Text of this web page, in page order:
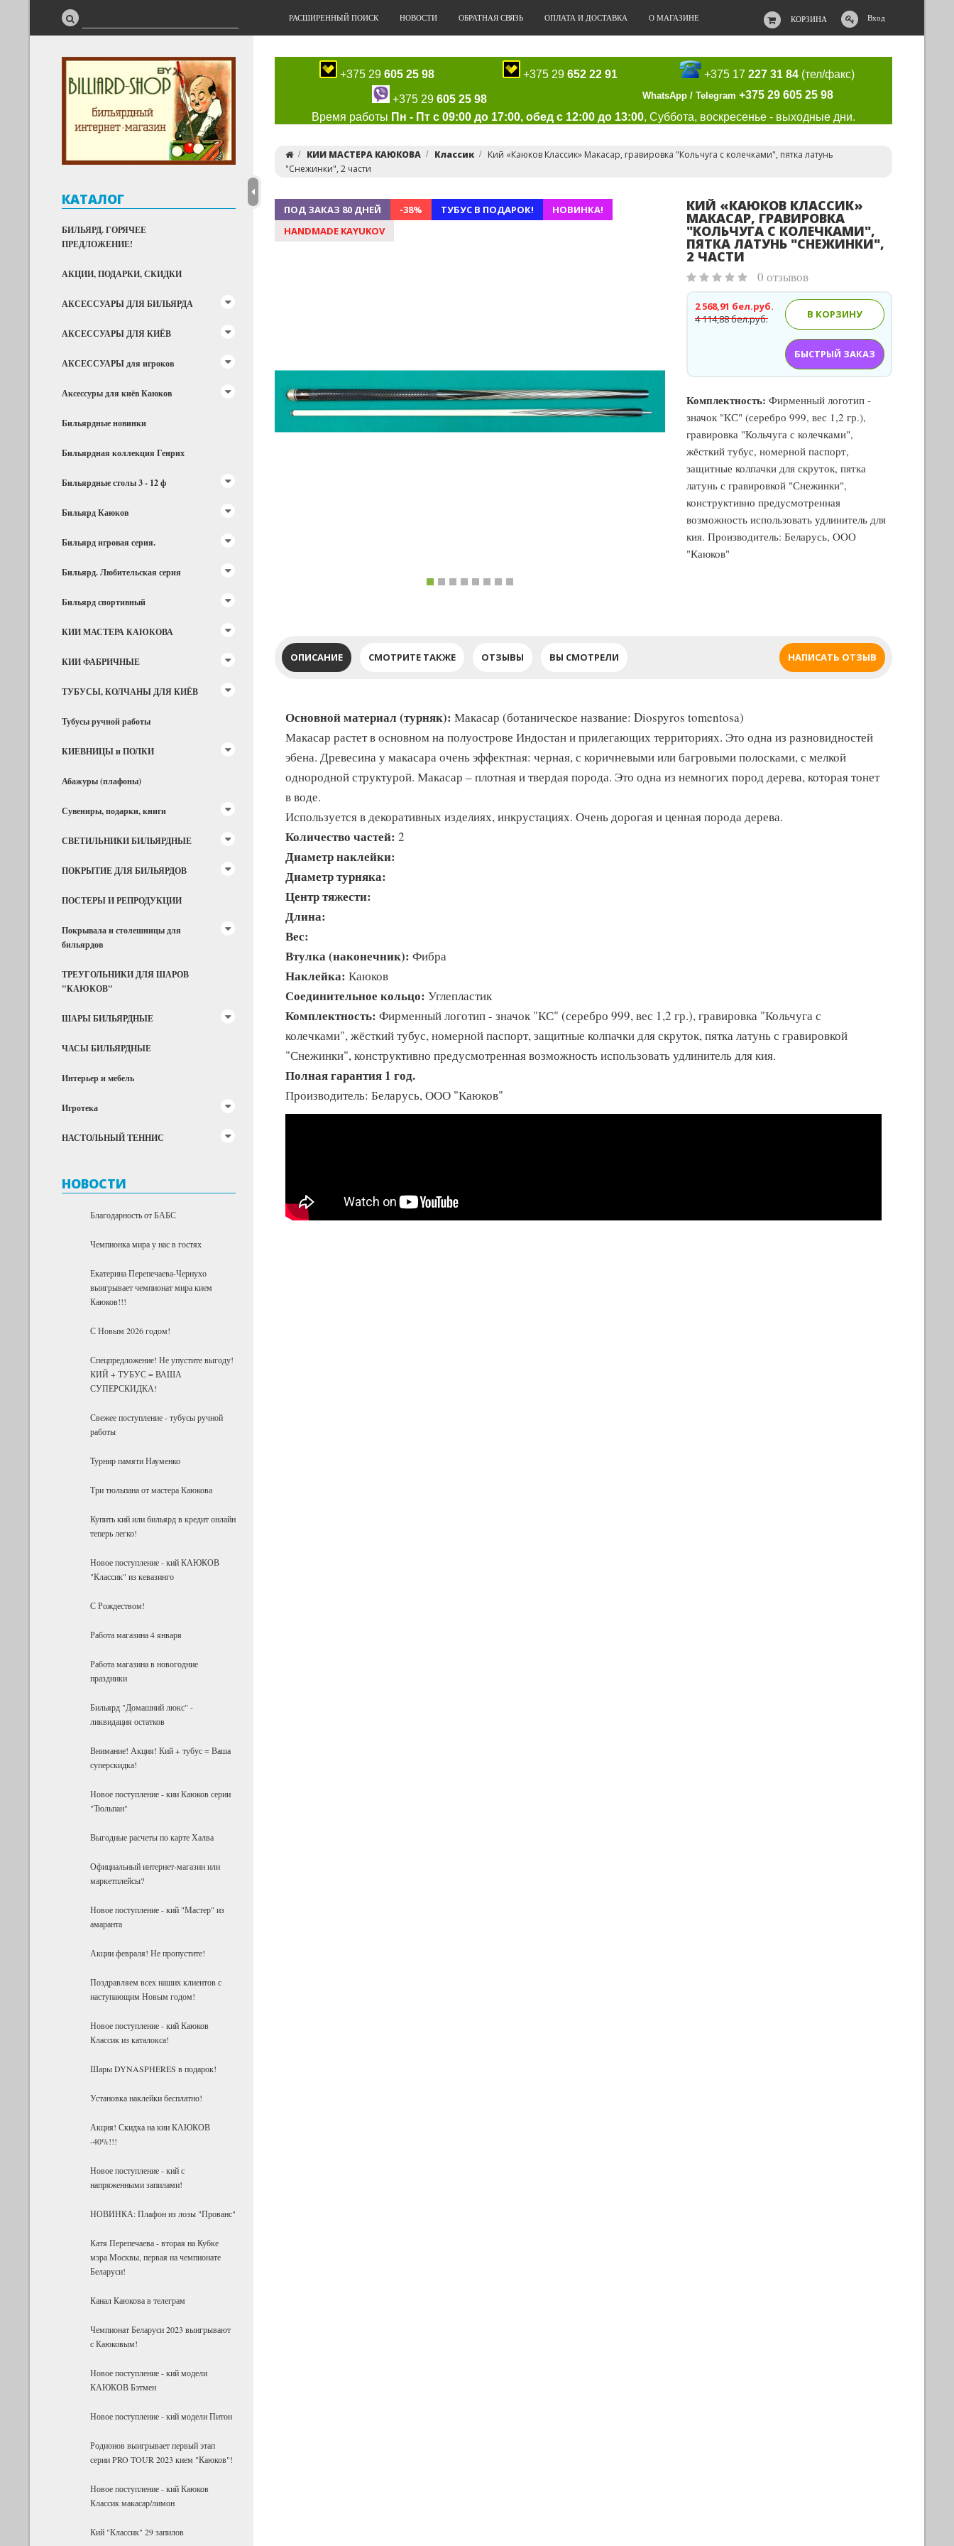
КОРЗИНА Вход
РАСШИРЕННЫЙ ПОИСК НОВОСТИ ОБРАТНАЯ СВЯЗЬ ОПЛАТА И ДОСТАВКА О МАГАЗИНЕ
КАТАЛОГ
БИЛЬЯРД. ГОРЯЧЕЕ
ПРЕДЛОЖЕНИЕ!
АКЦИИ, ПОДАРКИ, СКИДКИ
АКСЕССУАРЫ ДЛЯ БИЛЬЯРДА
АКСЕССУАРЫ ДЛЯ КИЁВ
АКСЕССУАРЫ для игроков
Аксессуры для киёв Каюков
Бильярдные новинки
Бильярдная коллекция Генрих
Бильярдные столы 3 - 12 ф
Бильярд Каюков
Бильярд игровая серия.
Бильярд. Любительская серия
Бильярд спортивный
КИИ МАСТЕРА КАЮКОВА
КИИ ФАБРИЧНЫЕ
ТУБУСЫ, КОЛЧАНЫ ДЛЯ КИЁВ
Тубусы ручной работы
КИЕВНИЦЫ и ПОЛКИ
Абажуры (плафоны)
Сувениры, подарки, книги
СВЕТИЛЬНИКИ БИЛЬЯРДНЫЕ
ПОКРЫТИЕ ДЛЯ БИЛЬЯРДОВ
ПОСТЕРЫ И РЕПРОДУКЦИИ
Покрывала и столешницы для
бильярдов
ТРЕУГОЛЬНИКИ ДЛЯ ШАРОВ
"КАЮКОВ"
ШАРЫ БИЛЬЯРДНЫЕ
ЧАСЫ БИЛЬЯРДНЫЕ
Интерьер и мебель
Игротека
НАСТОЛЬНЫЙ ТЕННИС
НОВОСТИ
Благодарность от БАБС
Чемпионка мира у нас в гостях
Екатерина Перепечаева-Чернухо
выигрывает чемпионат мира кием
Каюков!!!
С Новым 2026 годом!
Спецпредложение! Не упустите выгоду!
КИЙ + ТУБУС = ВАША
СУПЕРСКИДКА!
Свежее поступление - тубусы ручной
работы
Турнир памяти Науменко
Три тюльпана от мастера Каюкова
Купить кий или бильярд в кредит онлайн
теперь легко!
Новое поступление - кий КАЮКОВ
"Классик" из кевазинго
С Рождеством!
Работа магазина 4 января
Работа магазина в новогодние
праздники
Бильярд "Домашний люкс" -
ликвидация остатков
Внимание! Акция! Кий + тубус = Ваша
суперскидка!
Новое поступление - кии Каюков серии
"Тюльпан"
Выгодные расчеты по карте Халва
Официальный интернет-магазин или
маркетплейсы?
Новое поступление - кий "Мастер" из
амаранта
Акции февраля! Не пропустите!
Поздравляем всех наших клиентов с
наступающим Новым годом!
Новое поступление - кий Каюков
Классик из каталокса!
Шары DYNASPHERES в подарок!
Установка наклейки бесплатно!
Акция! Скидка на кии КАЮКОВ
-40%!!!
Новое поступление - кий с
напряженными запилами!
НОВИНКА: Плафон из лозы "Прованс"
Катя Перепечаева - вторая на Кубке
мэра Москвы, первая на чемпионате
Беларуси!
Канал Каюкова в телеграм
Чемпионат Беларуси 2023 выигрывают
с Каюковым!
Новое поступление - кий модели
КАЮКОВ Бэтмен
Новое поступление - кий модели Питон
Родионов выигрывает первый этап
серии PRO TOUR 2023 кием "Каюков"!
Новое поступление - кий Каюков
Классик макасар/лимон
Кий "Классик" 29 запилов
+375 29 605 25 98 +375 29 652 22 91 +375 17227 31 84 (тел/факс)
+375 29 605 25 98 WhatsApp / Telegram +375 29 605 25 98
Время работы Пн - Пт с 09:00 до 17:00, обед с 12:00 до 13:00, Суббота, воскресенье - выходные дни.
КИИ МАСТЕРА КАЮКОВА Классик
Кий «Каюков Классик» Макасар, гравировка "Кольчуга с колечками", пятка латунь
"Снежинки", 2 части
ПОД ЗАКАЗ 80 ДНЕЙ -38% ТУБУС В ПОДАРОК!
НОВИНКА!
HANDMADE KAYUKOV
КИЙ «КАЮКОВ КЛАССИК»
МАКАСАР, ГРАВИРОВКА
"КОЛЬЧУГА С КОЛЕЧКАМИ",
ПЯТКА ЛАТУНЬ "СНЕЖИНКИ",
2 ЧАСТИ
0 отзывов
4 114,88 бел.руб.
2 568,91 бел.руб.
В КОРЗИНУ
БЫСТРЫЙ ЗАКАЗ
Комплектность: Фирменный логотип -
значок "КС" (серебро 999, вес 1,2 гр.),
гравировка "Кольчуга с колечками",
жёсткий тубус, номерной паспорт,
защитные колпачки для скруток, пятка
латунь с гравировкой "Снежинки",
конструктивно предусмотренная
возможность использовать удлинитель для
кия. Производитель: Беларусь, ООО
"Каюков"
ОПИСАНИЕ СМОТРИТЕ ТАКЖЕ ОТЗЫВЫ НАПИСАТЬ ОТЗЫВ
ВЫ СМОТРЕЛИ
Основной материал (турняк): Макасар (ботаническое название: Diospyros tomentosa)
Макасар растет в основном на полуострове Индостан и прилегающих территориях. Это одна из разновидностей
эбена. Древесина у макасара очень эффектная: черная, с коричневыми или багровыми полосками, с мелкой
однородной структурой. Макасар – плотная и твердая порода. Это одна из немногих пород дерева, которая тонет
в воде.
Используется в декоративных изделиях, инкрустациях. Очень дорогая и ценная порода дерева.
Количество частей: 2
Диаметр наклейки:
Диаметр турняка:
Центр тяжести:
Длина:
Вес:
Втулка (наконечник): Фибра
Наклейка: Каюков
Соединительное кольцо: Углепластик
Комплектность: Фирменный логотип - значок "КС" (серебро 999, вес 1,2 гр.), гравировка "Кольчуга с
колечками", жёсткий тубус, номерной паспорт, защитные колпачки для скруток, пятка латунь с гравировкой
"Снежинки", конструктивно предусмотренная возможность использовать удлинитель для кия.
Полная гарантия 1 год.
Производитель: Беларусь, ООО "Каюков"